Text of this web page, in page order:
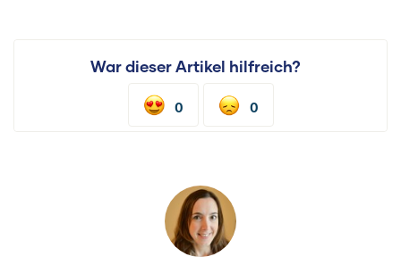
War dieser Artikel hilfreich?
0 0